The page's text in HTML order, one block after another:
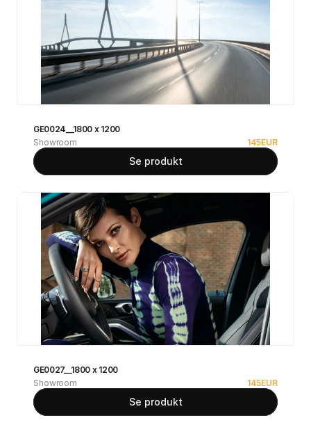
GE0024__1800 x 1200
Showroom
145EUR
Se produkt
GE0027__1800 x 1200
Showroom
145EUR
Se produkt